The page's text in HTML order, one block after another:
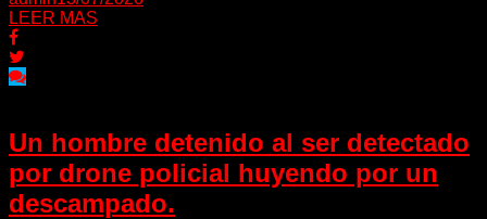
LEER MAS
Un hombre detenido al ser detectado
por drone policial huyendo por un
descampado.